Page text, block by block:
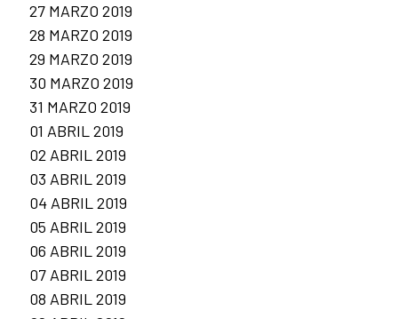
27 MARZO 2019
28 MARZO 2019
29 MARZO 2019
30 MARZO 2019
31 MARZO 2019
01 ABRIL 2019
02 ABRIL 2019
03 ABRIL 2019
04 ABRIL 2019
05 ABRIL 2019
06 ABRIL 2019
07 ABRIL 2019
08 ABRIL 2019